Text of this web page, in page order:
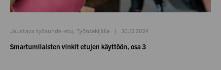
Smartumilaisten vinkit etujen käyttöön, osa 3
Joustava työsuhde-etu, Työntekijälle 30.12.2024